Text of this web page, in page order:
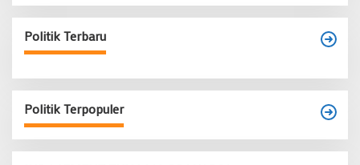
Politik Terbaru
Politik Terpopuler